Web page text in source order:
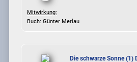
Mitwirkung:
Buch: Günter Merlau
Die schwarze Sonne (1)